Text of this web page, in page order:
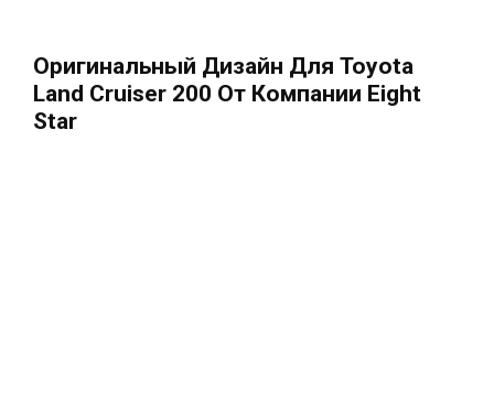
Оригинальный Дизайн Для Toyota
Land Cruiser 200 От Компании Eight
Star